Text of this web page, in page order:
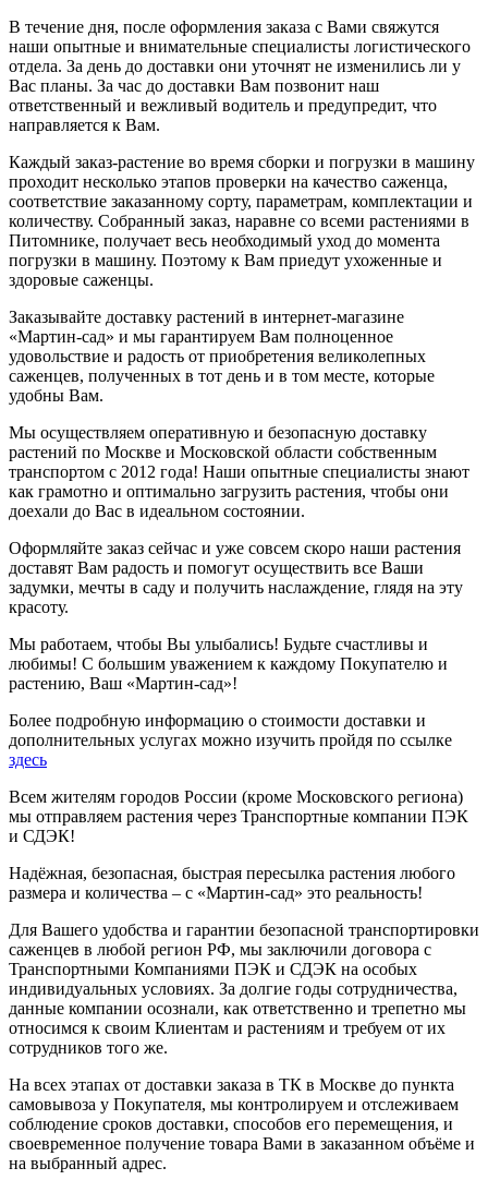
В течение дня, после оформления заказа с Вами свяжутся
наши опытные и внимательные специалисты логистического
отдела. За день до доставки они уточнят не изменились ли у
Вас планы. За час до доставки Вам позвонит наш
ответственный и вежливый водитель и предупредит, что
направляется к Вам.
Каждый заказ-растение во время сборки и погрузки в машину
проходит несколько этапов проверки на качество саженца,
соответствие заказанному сорту, параметрам, комплектации и
количеству. Собранный заказ, наравне со всеми растениями в
Питомнике, получает весь необходимый уход до момента
погрузки в машину. Поэтому к Вам приедут ухоженные и
здоровые саженцы.
Заказывайте доставку растений в интернет-магазине
«Мартин-сад» и мы гарантируем Вам полноценное
удовольствие и радость от приобретения великолепных
саженцев, полученных в тот день и в том месте, которые
удобны Вам.
Мы осуществляем оперативную и безопасную доставку
растений по Москве и Московской области собственным
транспортом с 2012 года! Наши опытные специалисты знают
как грамотно и оптимально загрузить растения, чтобы они
доехали до Вас в идеальном состоянии.
Оформляйте заказ сейчас и уже совсем скоро наши растения
доставят Вам радость и помогут осуществить все Ваши
задумки, мечты в саду и получить наслаждение, глядя на эту
красоту.
Мы работаем, чтобы Вы улыбались! Будьте счастливы и
любимы! С большим уважением к каждому Покупателю и
растению, Ваш «Мартин-сад»!
Более подробную информацию о стоимости доставки и
дополнительных услугах можно изучить пройдя по ссылке
здесь
Всем жителям городов России (кроме Московского региона)
мы отправляем растения через Транспортные компании ПЭК
и СДЭК!
Надёжная, безопасная, быстрая пересылка растения любого
размера и количества – с «Мартин-сад» это реальность!
Для Вашего удобства и гарантии безопасной транспортировки
саженцев в любой регион РФ, мы заключили договора с
Транспортными Компаниями ПЭК и СДЭК на особых
индивидуальных условиях. За долгие годы сотрудничества,
данные компании осознали, как ответственно и трепетно мы
относимся к своим Клиентам и растениям и требуем от их
сотрудников того же.
На всех этапах от доставки заказа в ТК в Москве до пункта
самовывоза у Покупателя, мы контролируем и отслеживаем
соблюдение сроков доставки, способов его перемещения, и
своевременное получение товара Вами в заказанном объёме и
на выбранный адрес.